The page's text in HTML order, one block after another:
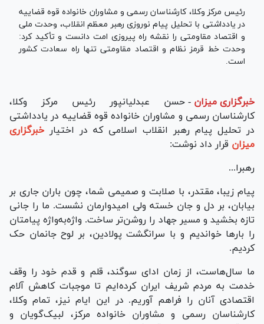
رئیس مرکز وکلا، کارشناسان رسمی و مشاوران خانواده قوه قضاییه
در یادداشتی با تحلیل پیام نوروزی رهبر معظم انقلاب، وحدت ملی
و اقتصاد مقاومتی را نقشه راه پیروزی امت دانست و تأکید کرد:
وحدت خط قرمز نظام و اقتصاد مقاومتی تنها راه سعادت کشور
است.
خبرگزاری میزان - حسن عبدلیانپور رئیس مرکز وکلا،
کارشناسان رسمی و مشاوران خانواده قوه قضاییه در یادداشتی
در تحلیل پیام رهبر انقلاب اسلامی که در اختیار خبرگزاری
میزان قرار داد نوشت:
رهبرا...
پیام زیبا، مقتدر، با صلابت و صمیمی شما، چون باران جاری بر
بیابان، بر دل و جان خسته ولی امیدوارمان نشست. ما را جانی
تازه بخشید و مسیر جهاد را روشن‌تر ساخت. واژه‌به‌واژه پیامتان
را بار‌ها خواندیم و با سرانگشت پولادین، بر لوح جانمان حک
کردیم.
ما سال‌هاست، از زمان ادای سوگند، قلم و قدم خود را وقف
خدمت به مردم شریف ایران کرده‌ایم تا موجبات کاهش آلام
اقتصادی آنان را فراهم آوریم. در این ایام نیز، تمام وکلا،
کارشناسان رسمی و مشاوران خانواده مرکز، لبیک‌گویان و